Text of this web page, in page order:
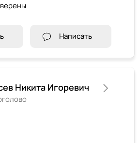
Написать
Никита Игоревич